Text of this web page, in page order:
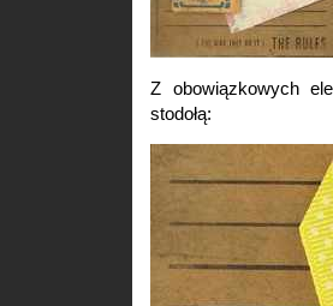
Z obowiązkowych
stodołą: